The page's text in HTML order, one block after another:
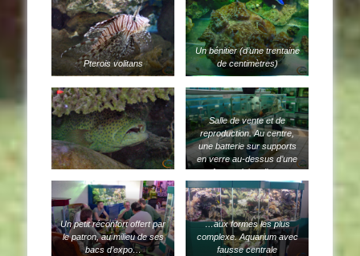
Pterois volitans
Un bénitier (d’une trentaine
de centimètres)
Salle de vente et de
reproduction. Au centre,
une batterie sur supports
en verre au-dessus d’une
fosse pleine d’eau
Un petit réconfort offert par
le patron, au milieu de ses
bacs d’expo…
…aux formes les plus
complexe. Aquarium avec
fausse centrale